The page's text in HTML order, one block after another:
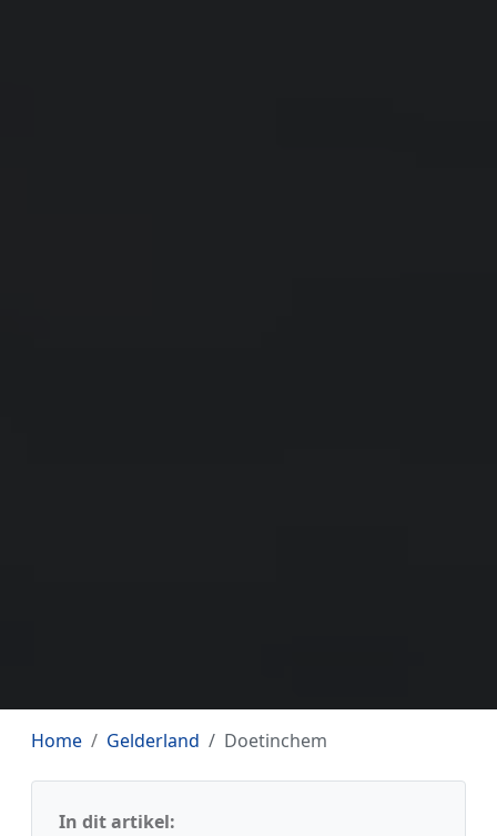
Home Gelderland Doetinchem
In dit artikel: